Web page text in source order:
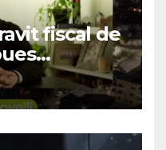
fiscal de
millones de